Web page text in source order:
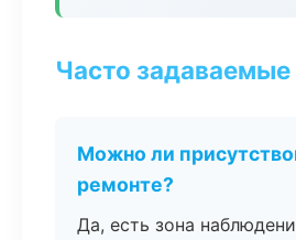
Часто
Можно ли
ремонте?
Да, есть зона